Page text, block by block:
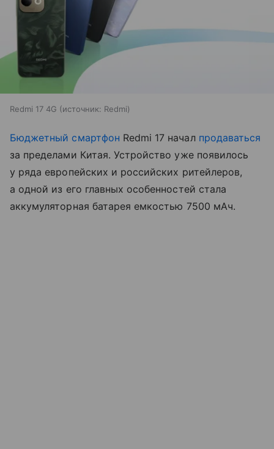
Redmi 17 4G источник: Redmi
Бюджетный смартфон Redmi 17 начал продаваться
за пределами Китая. Устройство уже появилось
у ряда европейских и российских ритейлеров,
а одной из его главных особенностей стала
аккумуляторная батарея емкостью 7500 мАч.